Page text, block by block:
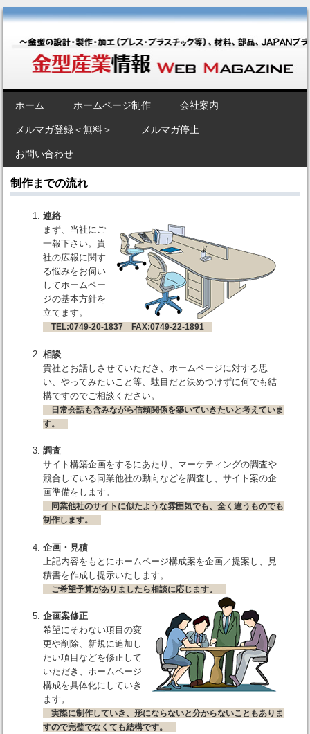
金型産業情報 [Web Magazine]
JAPANブランド“金型”のポータルサイト～
Menu
SKIP TO CONTENT
ホーム ホームページ制作 会社案内
メルマガ登録＜無料＞ メルマガ停止
お問い合わせ
制作までの流れ
連絡
まず、当社にご
一報下さい。貴
社の広報に関す
る悩みをお伺い
してホームペー
ジの基本方針を
立てます。
TEL:0749-20-1837 FAX:0749-22-1891
相談
貴社とお話しさせていただき、ホームページに対する思
い、やってみたいこと等、駄目だと決めつけずに何でも結
構ですのでご相談ください。
日常会話も含みながら信頼関係を築いていきたいと考えていま
す。
調査
サイト構築企画をするにあたり、マーケティングの調査や
競合している同業他社の動向などを調査し、サイト案の企
画準備をします。
同業他社のサイトに似たような雰囲気でも、全く違うものでも
制作します。
企画・見積
上記内容をもとにホームページ構成案を企画／提案し、見
積書を作成し提示いたします。
ご希望予算がありましたら相談に応じます。
企画案修正
希望にそわない項目の変
更や削除、新規に追加し
たい項目などを修正して
いただき、ホームページ
構成を具体化にしていき
ます。
実際に制作していき、形にならないと分からないこともありま
すので完璧でなくても結構です。